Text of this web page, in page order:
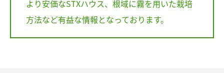
より安価なSTXハウス、根域に霧を用いた栽培
方法など有益な情報となっております。